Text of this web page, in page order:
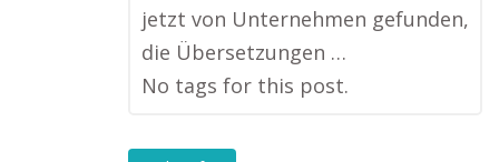
jetzt von Unternehmen gefunden,
die Übersetzungen …
No tags for this post.